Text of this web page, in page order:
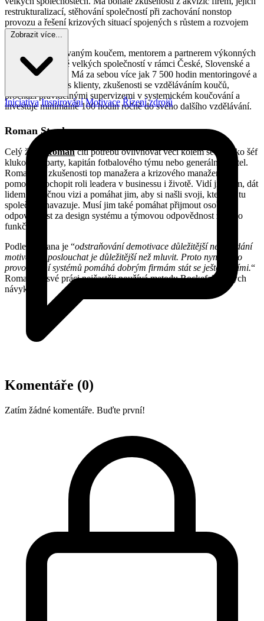
restrukturalizací, stěhování společností při zachování nonstop
provozu a řešení krizových situací spojených s růstem a rozvojem
SME firem.
Pavel je akreditovaným koučem, mentorem a partnerem výkonných
manažerů středně velkých společností v rámci České, Slovenské a
Polské republiky. Má za sebou více jak 7 500 hodin mentoringové a
koučovací práce s klienty, zkušenosti se vzděláváním koučů,
prochází pravidelnými supervizemi v systemickém koučování a
investuje minimálně 100 hodin ročně do svého dalšího vzdělávání.
Roman Stupka
Celý život Romancítí potřebu ovlivňovat věci kolem sebe. Jako šéf
klukovské party, kapitán fotbalového týmu nebo generální ředitel.
Romanovy zkušenosti top manažera a krizového manažera mu
pomohly pochopit roli leadera v businessu i životě. Vidí ji v tom, dát
lidem společnou vizi a pomáhat jim, aby si našli svoji, která na tu
společnou navazuje. Musí jim také pomáhat přijmout osobní
odpovědnost za design systému a týmovou odpovědnost za jeho
funkčnost.
Podle Romana je “odstraňování demotivace důležitější než hledání
motivace a poslouchat je důležitější než mluvit. Proto nyní místo
provozování systémů pomáhá dobrým firmám stát se ještě lepšími.“
Roman při své práci nejčastěji používá metodu Rockefellerových
návyků.
Zobrazit více...
Iniciativa Inspirování Motivace Řízení zdrojů
Komentáře (0)
Zatím žádné komentáře. Buďte první!